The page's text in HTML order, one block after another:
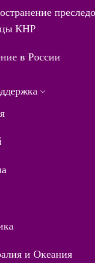
КНР
в России
и Океания